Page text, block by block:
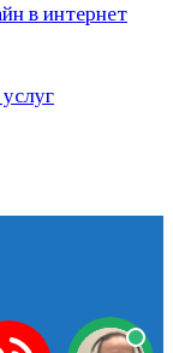
в интернет